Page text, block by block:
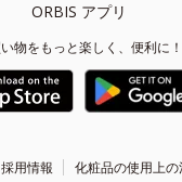
ORBIS アプリ
物をもっと楽しく、便利に！
採用情報 化粧品の使用上